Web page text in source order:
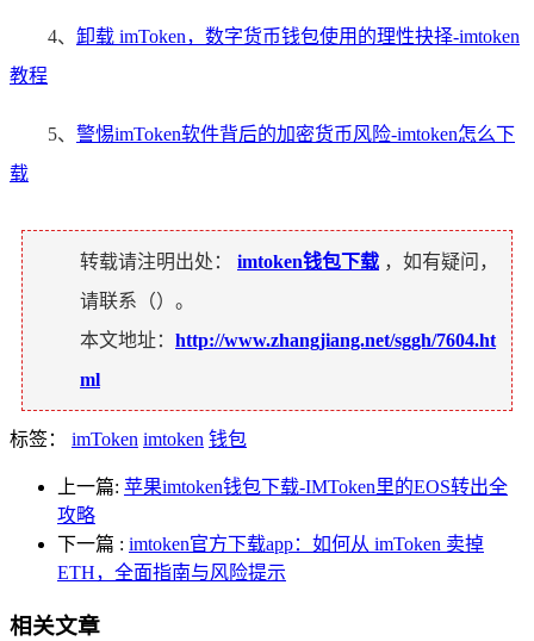
4、 卸载 imToken，数字货币钱包使用的理性抉择-imtoken
教程
5、 警惕imToken软件背后的加密货币风险-imtoken怎么下
载
转载请注明出处： imtoken钱包下载 ，如有疑问，
请联系（）。
本文地址： http://www.zhangjiang.net/sggh/7604.ht
ml
标签： imToken imtoken 钱包
上一篇: 苹果imtoken钱包下载-IMToken里的EOS转出全
攻略
下一篇 : imtoken官方下载app：如何从 imToken 卖掉
ETH，全面指南与风险提示
相关文章